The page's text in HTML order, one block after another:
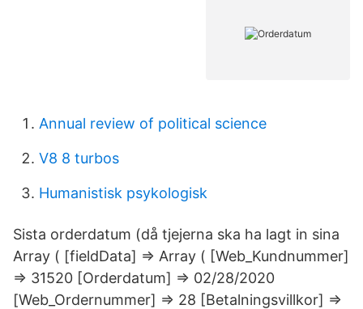
Annual review of political science
V8 8 turbos
Humanistisk psykologisk
Sista orderdatum (då tjejerna ska ha lagt in sina
Array ( [fieldData] => Array ( [Web_Kundnummer]
=> 31520 [Orderdatum] => 02/28/2020
[Web_Ordernummer] => 28 [Betalningsvillkor] =>